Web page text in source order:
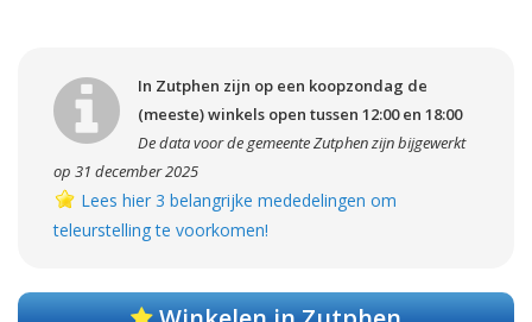
In Zutphen zijn op een koopzondag de
(meeste) winkels open tussen 12:00 en 18:00
De data voor de gemeente Zutphen zijn bijgewerkt
op 31 december 2025
Lees hier 3 belangrijke mededelingen om
teleurstelling te voorkomen!